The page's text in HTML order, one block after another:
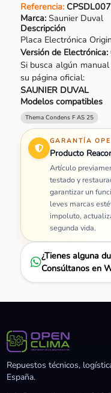
Referencia:
Marca: Saunier Duval
Descripción
Placa Electrónica
Versión de Electrónica:
Si busca algún
su página oficial:
SAUNIER DUVAL
Modelos compatibles
Thema Condens F AS 25
GARANTÍA
Producto
Artículo
testado y
garantizar un
leves marcas
impoluto,
segunda vida.
¿Tienes alguna
Consúltanos en
Repuestos técnicos,
España.